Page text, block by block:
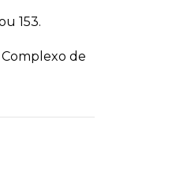
153.
de